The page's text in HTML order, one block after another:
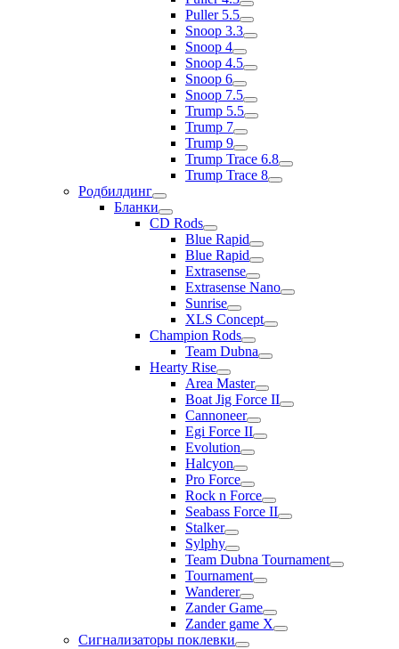
Puller 5.5
Snoop 3.3
Snoop 4
Snoop 4.5
Snoop 6
Snoop 7.5
Trump 5.5
Trump 7
Trump 9
Trump Trace 6.8
Trump Trace 8
Родбилдинг
Бланки
CD Rods
Blue Rapid
Blue Rapid
Extrasense
Extrasense Nano
Sunrise
XLS Concept
Champion Rods
Team Dubna
Hearty Rise
Area Master
Boat Jig Force II
Cannoneer
Egi Force II
Evolution
Halcyon
Pro Force
Rock n Force
Seabass Force II
Stalker
Sylphy
Team Dubna Tournament
Tournament
Wanderer
Zander Game
Zander game X
Сигнализаторы поклевки